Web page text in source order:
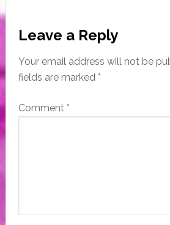
Reader
Interactions
Leave a Reply
Your email address will not be
fields are marked *
Comment *